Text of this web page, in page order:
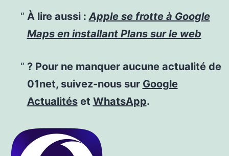
À lire aussi : Apple se frotte à Google
Maps en installant Plans sur le web
? Pour ne manquer aucune actualité de
01net, suivez-nous sur Google
Actualitéset WhatsApp.